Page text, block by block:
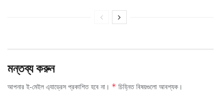
মন্তব্য করুন
আপনার ই-মেইল এ্যাড্রেস প্রকাশিত হবে না। * চিহ্নিত বিষয়গুলো আবশ্যক।